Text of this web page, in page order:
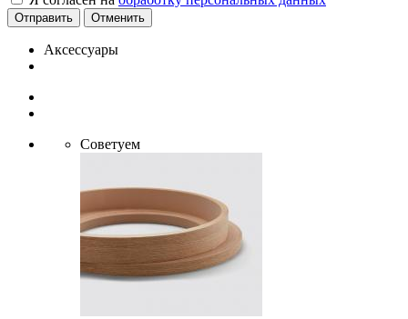
Отменить
Аксессуары
Советуем